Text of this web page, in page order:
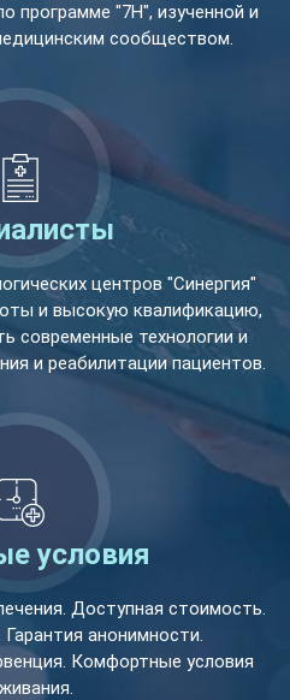
программе "7Н", изученной и
сообществом.
центров "Синергия"
и высокую квалификацию,
современные технологии и
и реабилитации пациентов.
условия
Доступная стоимость.
анонимности.
Комфортные условия